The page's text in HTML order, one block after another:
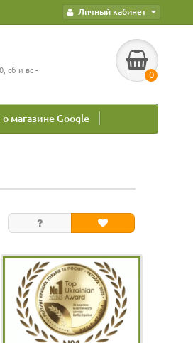
Личный кабинет
сб и вс -
0
магазине Google